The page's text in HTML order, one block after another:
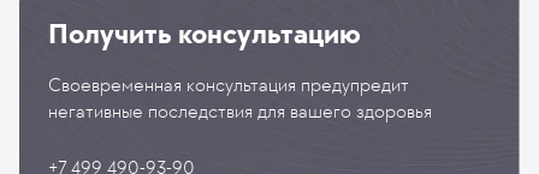
Получить консультацию
Своевременная консультация предупредит
негативные последствия для вашего здоровья
+7 499 490-93-90